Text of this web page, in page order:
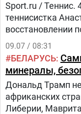
Sport.ru / Теннис.
теннисистка
восстановлении
09.07 / 08:31
БЕЛАРУСЬ
минералы,
Дональд Трамп
африканских
Либерии,